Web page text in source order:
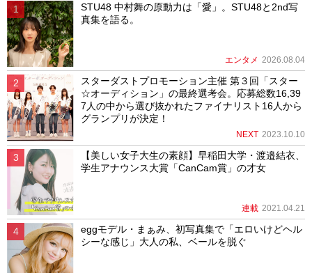
STU48 中村舞の原動力は「愛」。STU48と2nd写
真集を語る。
エンタメ 2026.08.04
スターダストプロモーション主催 第３回「スター
☆オーディション」の最終選考会。応募総数16,39
7人の中から選び抜かれたファイナリスト16人から
グランプリが決定！
NEXT 2023.10.10
【美しい女子大生の素顔】早稲田大学・渡邉結衣、
学生アナウンス大賞「CanCam賞」の才女
連載 2021.04.21
eggモデル・まぁみ、初写真集で「エロいけどヘル
シーな感じ」大人の私、ベールを脱ぐ